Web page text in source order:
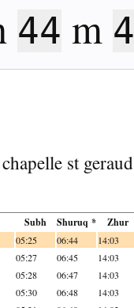
44 m
st geraud
Subh Shuruq * Zhur
05:25 06:44 14:03
05:27 06:45 14:03
05:28 06:47 14:03
05:30 06:48 14:03